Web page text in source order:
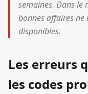
semaines. Dans le
bonnes affaires
disponibles.
Les erreurs
les codes